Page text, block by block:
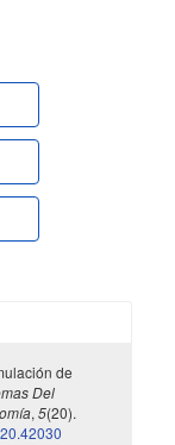
de
Del
, 5(20).